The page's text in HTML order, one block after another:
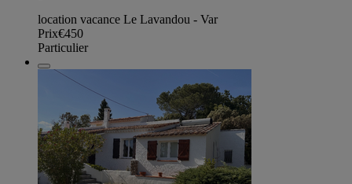
location vacance Le Lavandou - Var
Prix€450
Particulier